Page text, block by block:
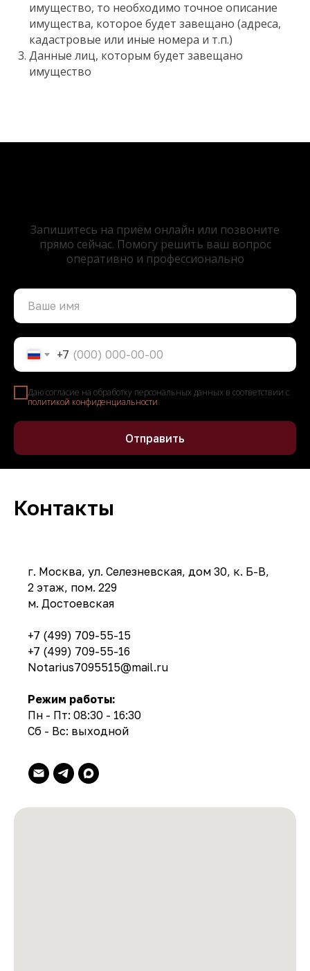
имущество, то необходимо точное описание
имущества, которое будет завещано (адреса,
кадастровые или иные номера и т.п.)
Данные лиц, которым будет завещано
имущество
Запишитесь на приём онлайн или позвоните
прямо сейчас. Помогу решить ваш вопрос
оперативно и профессионально
+7
Даю согласие на обработку персональных данных в соответствии с
политикой конфиденциальности
Отправить
Контакты
г. Москва, ул. Селезневская, дом 30, к. Б-В,
2 этаж, пом. 229
м. Достоевская
+7 (499) 709-55-15
+7 (499) 709-55-16
Notarius7095515@mail.ru
Режим работы:
Пн - Пт: 08:30 - 16:30
Сб - Вс: выходной